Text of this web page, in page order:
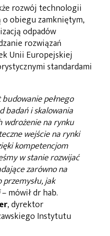
rozwój technologii
o obiegu zamkniętym,
odpadów
rozwiązań
Unii Europejskiej
standardami
pełnego
badań i skalowania
wdrożenie na rynku
wejście na rynki
kompetencjom
w stanie rozwijać
zarówno na
jak
– mówił dr hab.
, dyrektor
Instytutu